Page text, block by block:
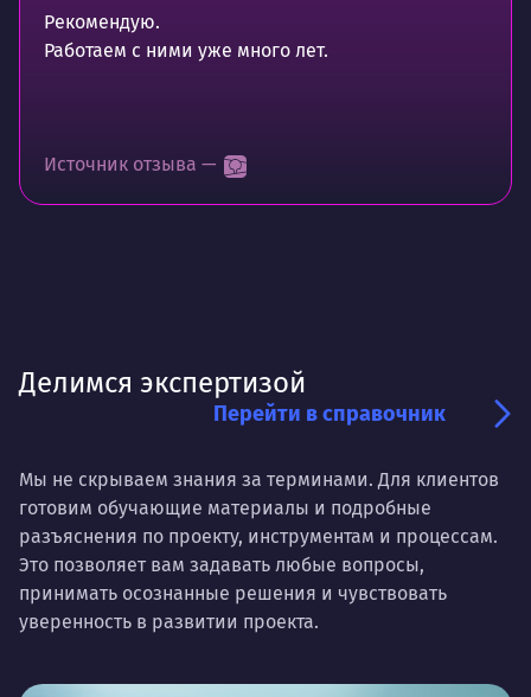
Рекомендую.
Работаем с ними уже много лет.
Источник отзыва —
Делимся экспертизой
Перейти в справочник
Мы не скрываем знания за терминами. Для клиентов
готовим обучающие материалы и подробные
разъяснения по проекту, инструментам и процессам.
Это позволяет вам задавать любые вопросы,
принимать осознанные решения и чувствовать
уверенность в развитии проекта.